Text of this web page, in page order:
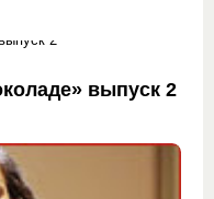
выпуск 2